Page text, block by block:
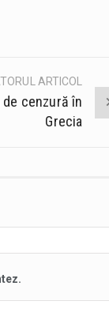
ARTICOL
de cenzură în
Grecia